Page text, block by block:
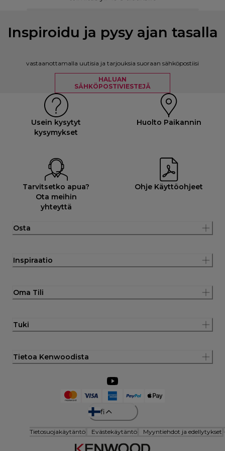
Inspiroidu ja pysy ajan tasalla
vastaanottamalla uutisia ja tarjouksia suoraan sähköpostiisi
HALUAN
SÄHKÖPOSTIVIESTEJÄ
Usein kysytyt
kysymykset
Huolto Paikannin
Tarvitsetko apua?
Ota meihin
yhteyttä
Ohje Käyttöohjeet
Osta
Inspiraatio
Oma Tili
Tuki
Tietoa Kenwoodista
fi
Tietosuojakäytäntö Evästekäytäntö Myyntiehdot ja edellytykset